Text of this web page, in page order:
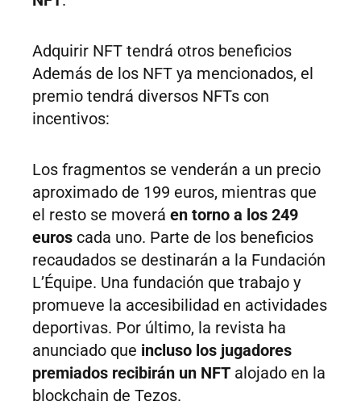
Adquirir NFT tendrá otros beneficios
Además de los NFT ya mencionados, el
premio tendrá diversos NFTs con
incentivos:
Los fragmentos se venderán a un precio
aproximado de 199 euros, mientras que
el resto se moverá en torno a los 249
euros cada uno. Parte de los beneficios
recaudados se destinarán a la Fundación
L’Équipe. Una fundación que trabajo y
promueve la accesibilidad en actividades
deportivas. Por último, la revista ha
anunciado que incluso los jugadores
premiados recibirán un NFT alojado en la
blockchain de Tezos.